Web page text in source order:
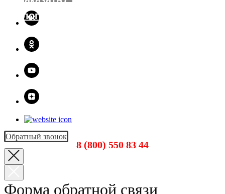
Каталог
Обратный звонок
8 (800) 550 83 44
Форма обратной связи